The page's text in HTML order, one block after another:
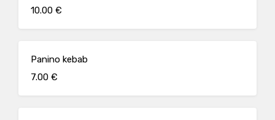
10.00 €
Panino kebab
7.00 €